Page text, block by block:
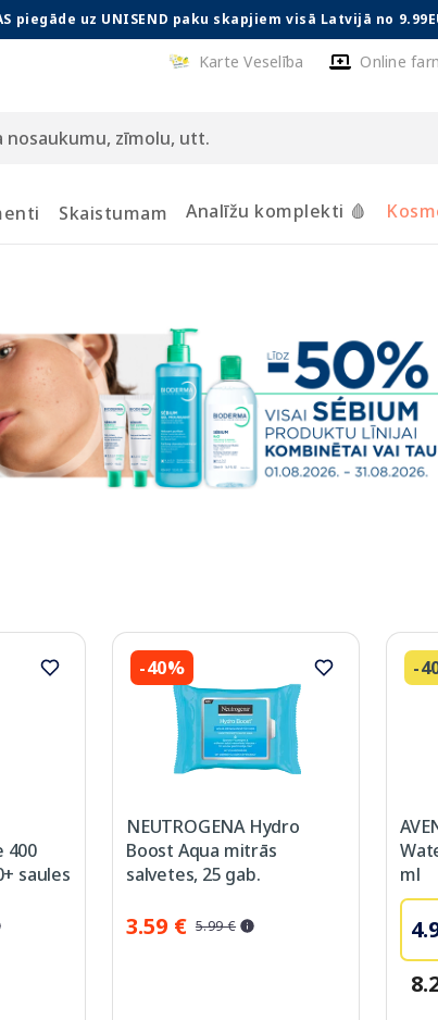
piegāde uz UNISEND paku skapjiem visā Latvijā no
Karte Veselība Online
Skaistumam Analīžu komplekti 🩸
400
saules
-40%
NEUTROGENA Hydro
Boost Aqua mitrās
salvetes, 25 gab.
3.59 € 5.99 €
-
ml